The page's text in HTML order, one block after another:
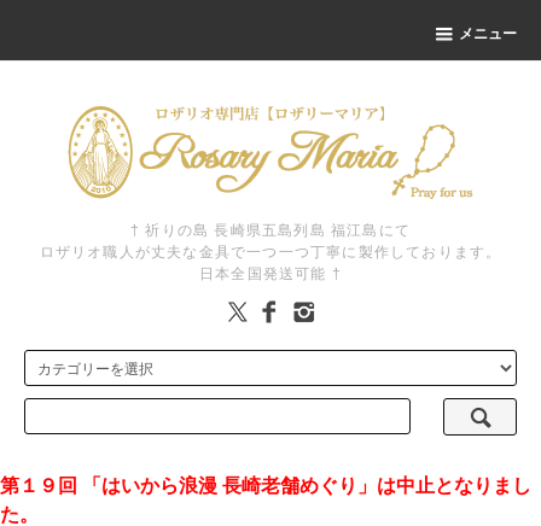
メニュー
† 祈りの島 長崎県五島列島 福江島にて
ロザリオ職人が丈夫な金具で一つ一つ丁寧に製作しております。
日本全国発送可能 †
第１９回 「はいから浪漫 長崎老舗めぐり」は中止となりまし
た。